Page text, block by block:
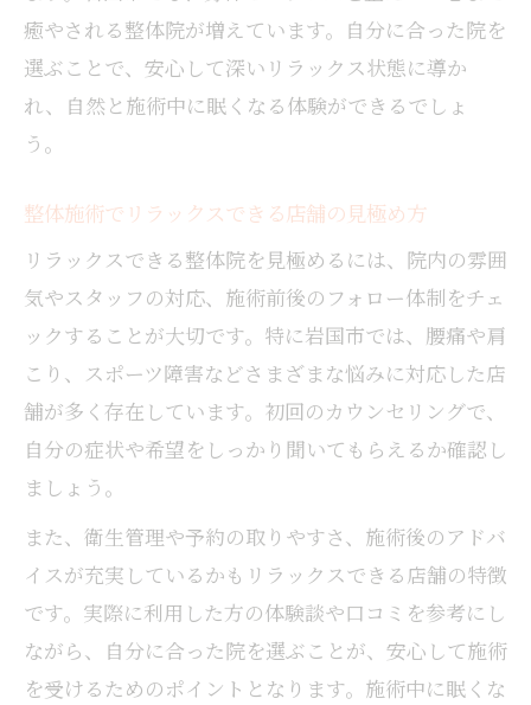
癒やされる整体院が増えています。自分に合った院を
選ぶことで、安心して深いリラックス状態に導か
れ、自然と施術中に眠くなる体験ができるでしょ
う。
整体施術でリラックスできる店舗の見極め方
リラックスできる整体院を見極めるには、院内の雰囲
気やスタッフの対応、施術前後のフォロー体制をチェ
ックすることが大切です。特に岩国市では、腰痛や肩
こり、スポーツ障害などさまざまな悩みに対応した店
舗が多く存在しています。初回のカウンセリングで、
自分の症状や希望をしっかり聞いてもらえるか確認し
ましょう。
また、衛生管理や予約の取りやすさ、施術後のアドバ
イスが充実しているかもリラックスできる店舗の特徴
です。実際に利用した方の体験談や口コミを参考にし
ながら、自分に合った院を選ぶことが、安心して施術
を受けるためのポイントとなります。施術中に眠くな